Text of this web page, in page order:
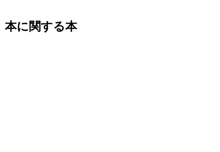
本に関する本